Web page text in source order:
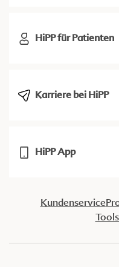
HiPP für Patienten
Karriere bei HiPP
HiPP App
Kundenservice